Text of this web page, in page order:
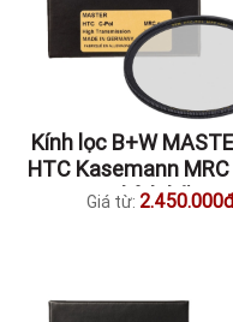
Kính lọc B+W
HTC Kasemann
Chính hãng
Giá từ: 2.450.000đ